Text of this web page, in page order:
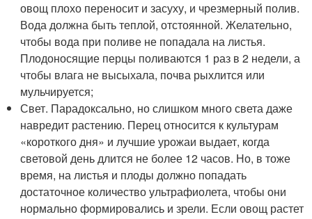
овощ плохо переносит и засуху, и чрезмерный полив.
Вода должна быть теплой, отстоянной. Желательно,
чтобы вода при поливе не попадала на листья.
Плодоносящие перцы поливаются 1 раз в 2 недели, а
чтобы влага не высыхала, почва рыхлится или
мульчируется;
Свет. Парадоксально, но слишком много света даже
навредит растению. Перец относится к культурам
«короткого дня» и лучшие урожаи выдает, когда
световой день длится не более 12 часов. Но, в тоже
время, на листья и плоды должно попадать
достаточное количество ультрафиолета, чтобы они
нормально формировались и зрели. Если овощ растет